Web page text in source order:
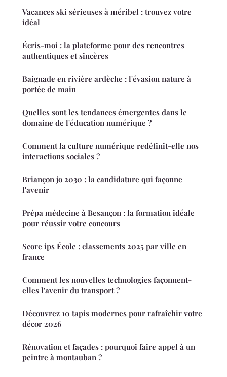
Vacances ski sérieuses à méribel : trouvez votre
idéal
Écris-moi : la plateforme pour des rencontres
authentiques et sincères
Baignade en rivière ardèche : l'évasion nature à
portée de main
Quelles sont les tendances émergentes dans le
domaine de l'éducation numérique ?
Comment la culture numérique redéfinit-elle nos
interactions sociales ?
Briançon jo 2030 : la candidature qui façonne
l'avenir
Prépa médecine à Besançon : la formation idéale
pour réussir votre concours
Score ips École : classements 2025 par ville en
france
Comment les nouvelles technologies façonnent-
elles l'avenir du transport ?
Découvrez 10 tapis modernes pour rafraîchir votre
décor 2026
Rénovation et façades : pourquoi faire appel à un
peintre à montauban ?